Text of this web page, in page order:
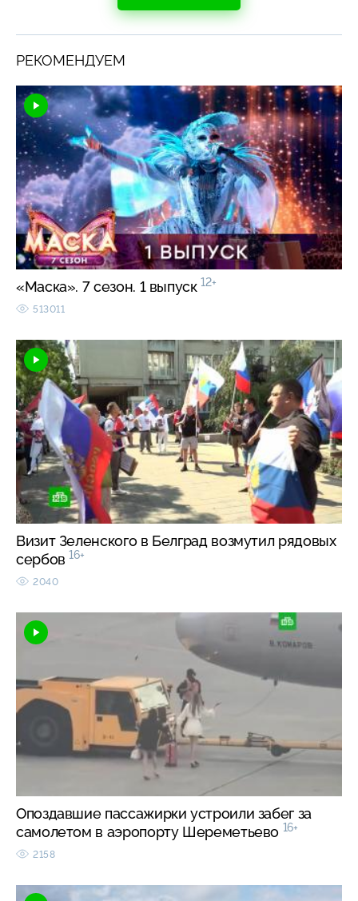
РЕКОМЕНДУЕМ
«Маска». 7 сезон. 1 выпуск 12+
513011
Визит Зеленского в Белград возмутил рядовых
сербов 16+
2040
Опоздавшие пассажирки устроили забег за
самолетом в аэропорту Шереметьево 16+
2158